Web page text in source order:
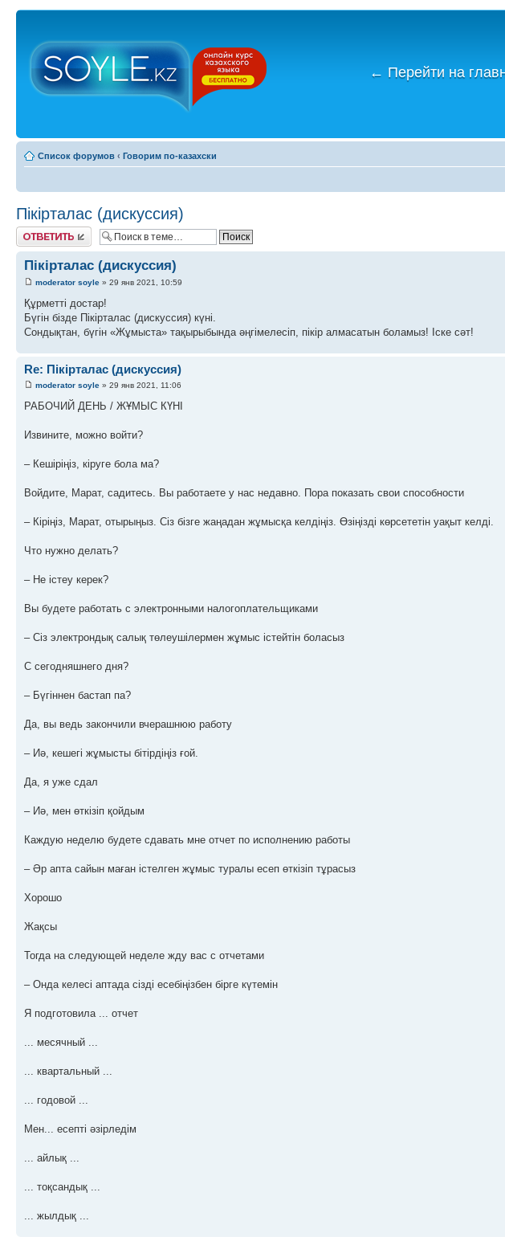
← Перейти на
Список форумов ‹ Говорим по-казахски
Пікірталас (дискуссия)
Ответить
Пікірталас (дискуссия)
moderator soyle » 29 янв 2021, 10:59
Құрметті достар!
Бүгін бізде Пікірталас (дискуссия) күні.
Сондықтан, бүгін «Жұмыста» тақырыбында әңгімелесіп, пікір алмасатын боламыз! Іске сәт!
Re: Пікірталас (дискуссия)
moderator soyle » 29 янв 2021, 11:06
РАБОЧИЙ ДЕНЬ / ЖҰМЫС КҮНІ
Извините, можно войти?
– Кешіріңіз, кіруге бола ма?
Войдите, Марат, садитесь. Вы работаете у нас недавно. Пора показать свои способности
– Кіріңіз, Марат, отырыңыз. Сіз бізге жаңадан жұмысқа келдіңіз. Өзіңізді көрсететін уақыт келді.
Что нужно делать?
– Не істеу керек?
Вы будете работать с электронными налогоплательщиками
– Сіз электрондық салық төлеушілермен жұмыс істейтін боласыз
С сегодняшнего дня?
– Бүгіннен бастап па?
Да, вы ведь закончили вчерашнюю работу
– Иә, кешегі жұмысты бітірдіңіз ғой.
Да, я уже сдал
– Иә, мен өткізіп қойдым
Каждую неделю будете сдавать мне отчет по исполнению работы
– Әр апта сайын маған істелген жұмыс туралы есеп өткізіп тұрасыз
Хорошо
Жақсы
Тогда на следующей неделе жду вас с отчетами
– Онда келесі аптада сізді есебіңізбен бірге күтемін
Я подготовила ... отчет
... месячный ...
... квартальный ...
... годовой ...
Мен... есепті әзірледім
... айлық ...
... тоқсандық ...
... жылдық ...